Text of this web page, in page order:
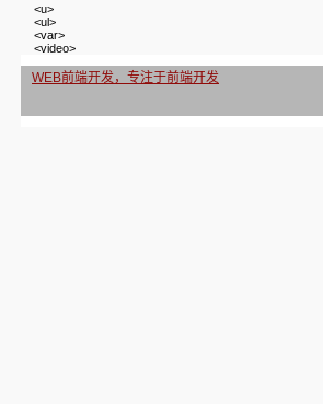
<u>
<ul>
<var>
<video>
WEB前端开发，专注于前端开发